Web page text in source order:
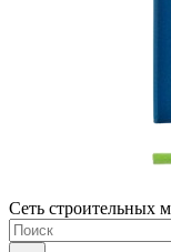
Сеть строительных